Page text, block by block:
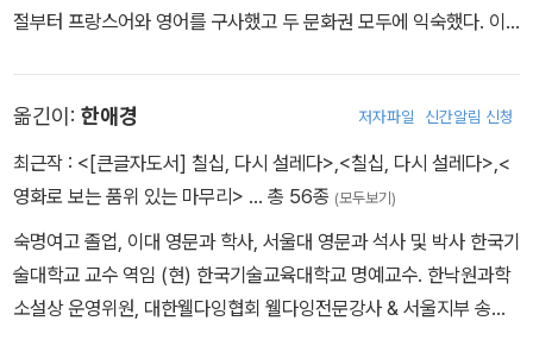
절부터 프랑스어와 영어를 구사했고 두 문화권 모두에 익숙했다. 이
무렵에는 아버지와 외할머니를 모두 여의고 힘든 시간을 보냈다. 18
70년에는 사교모임에서 만난 부유한 가문의 아들 오스카 쇼팽과 결
혼해 뉴올리언스에서 9년간 여섯 명의 자녀를 낳았다. 이곳에서의 생
개 사업 실패로 재정적 문제를 겪으며 1879년 루이지애나주 북서부
의 작은 프랑스계 이주민 마을 클라우티어빌로 이사했다. 1882년 남
편 오스카가 말라리아로 사망하자 여섯 자녀를 데리고 세인트루이스
옮긴이: 한애경 저자파일 신간알림 신청
최근작 : <[큰글자도서] 칠십, 다시 설레다> <칠십, 다시 설레다> <
영화로 보는 품위 있는 마무리> … 총 56종 (모두보기)
숙명여고 졸업, 이대 영문과 학사, 서울대 영문과 석사 및 박사 한국기
술대학교 교수 역임 (현) 한국기술교육대학교 명예교수. 한낙원과학
소설상 운영위원, 대한웰다잉협회 웰다잉전문강사 & 서울지부 송파